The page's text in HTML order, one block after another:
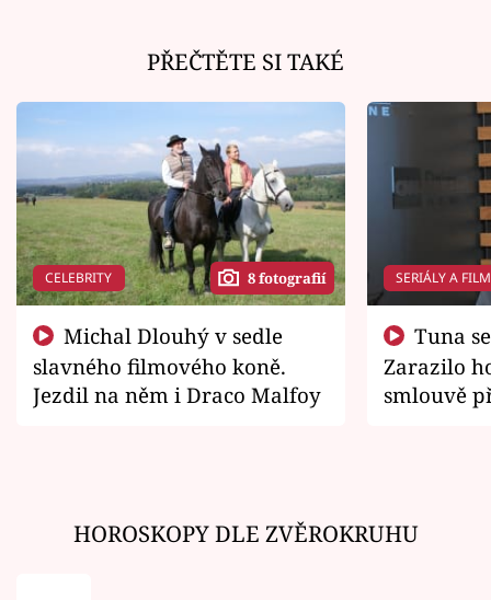
PŘEČTĚTE SI TAKÉ
CELEBRITY 8 fotografií
slavného filmového koně.
Jezdil na něm i Draco Malfoy
SERIÁLY A
Zarazilo
smlouvě
HOROSKOPY DLE ZVĚROKRUHU